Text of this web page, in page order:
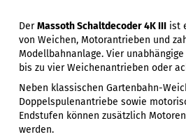
DerMassoth Schaltdecoder 4K III ist
von Weichen, Motorantrieben und
Modellbahnanlage. Vier
bis zu vier Weichenantrieben oder
Neben klassischen Gartenbahn-
Doppelspulenantriebe sowie
Endstufen können zusätzlich
werden.